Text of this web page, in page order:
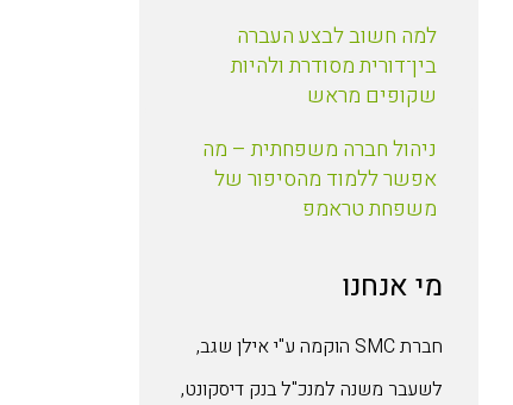
למה חשוב לבצע העברה
בין־דורית מסודרת ולהיות
שקופים מראש
ניהול חברה משפחתית – מה
אפשר ללמוד מהסיפור של
משפחת טראמפ
מי אנחנו
חברת SMC הוקמה ע"י אילן שגב,
לשעבר משנה למנכ"ל בנק דיסקונט,